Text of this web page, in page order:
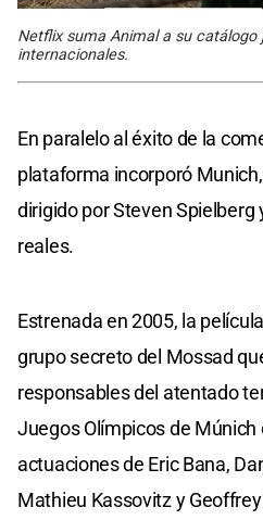
Netflix suma Animal a su
internacionales.
En paralelo al éxito de la
plataforma incorporó
dirigido por Steven Spielberg
reales.
Estrenada en 2005, la
grupo secreto del Mossad
responsables del atentado
Juegos Olímpicos de Múnich
actuaciones de Eric Bana,
Mathieu Kassovitz y